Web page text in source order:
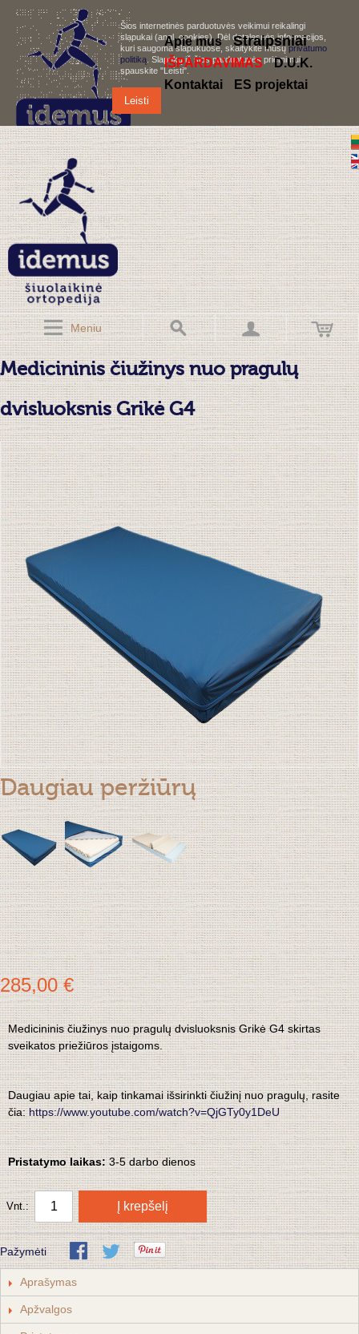
Šios internetinės parduotuvės veikimui reikalingi
slapukai (angl. cookies). Dėl detalesnės informacijos,
kuri saugoma slapukuose, skaitykite mūsųprivatumo
politiką . Slapukų iš šios parduotuvės priėmimui,
spauskite "Leisti".
Leisti
Meniu
Apie mus Straipsniai
IŠPARDAVIMAS
D.U.K.
Kontaktai
ES projektai
Medicininis čiužinys nuo pragulų
dvisluoksnis Grikė G4
Daugiau peržiūrų
285,00 €
Medicininis čiužinys nuo pragulų dvisluoksnis Grikė G4 skirtas
sveikatos priežiūros įstaigoms.
Daugiau apie tai, kaip tinkamai išsirinkti čiužinį nuo pragulų, rasite
čia:https://www.youtube.com/watch?v=QjGTy0y1DeU
Pristatymo laikas:3-5 darbo dienos
Vnt.: Į krepšelį
Pažymėti
Aprašymas
Apžvalgos